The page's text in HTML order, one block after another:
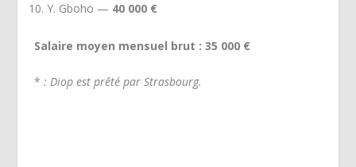
Y. Gboho — 40 000 €
Salaire moyen mensuel brut : 35 000 €
* : Diop est prêté par Strasbourg.